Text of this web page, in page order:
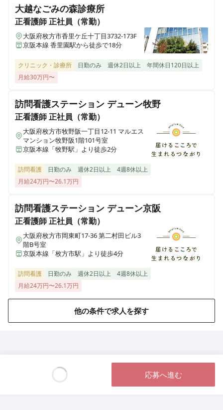
MYY ケアリング枚方
大阪府枚方市田宮本町3-7
MYY ケアリング千葉ニュータウン
MYY ケアリング印西
パンダケアリング大宮
埼玉県さいたま市見沼区大字南中野1155-3
大阪府松原市河合五丁目151-1
大越なごみの森診療所
正看護師正社員（常勤）
大阪府枚方市香里ケ丘十丁目3732-173F
京阪本線 香里園駅から徒歩で18分
クリニック・診療所 日勤のみ 週休2日以上
年間休日120日以上
月給30万円〜
訪問看護ステーション デューン牧野
正看護師正社員（常勤）
大阪府枚方市牧野阪一丁目12-11 マルエス
マンション牧野阪1階101号室
京阪本線「牧野駅」より徒歩2分
訪問看護 日勤のみ 週休2日以上
4週8休以上
月給24万円〜26.1万円
訪問看護ステーション デューン京阪
正看護師正社員（常勤）
大阪府枚方市岡東町17-36 第二村田ビル3
階B号室
京阪本線「枚方市駅」より徒歩4分
訪問看護 日勤のみ 週休2日以上
4週8休以上
月給24万円〜26.1万円
他の条件で求人を探す
応募へ進む